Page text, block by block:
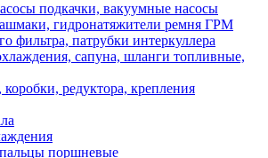
подкачки, вакуумные насосы
гидронатяжители ремня ГРМ
фильтра, патрубки интеркуллера
сапуна, шланги топливные,
редуктора, крепления
поршневые